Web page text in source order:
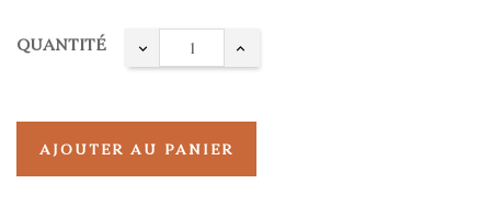
QUANTITÉ
AJOUTER AU PANIER